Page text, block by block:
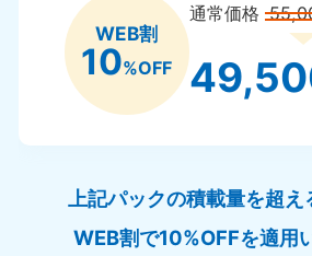
WEB割
10%OFF
通常価格
上記パックの積載量を超え
WEB割で10%OFFを適用